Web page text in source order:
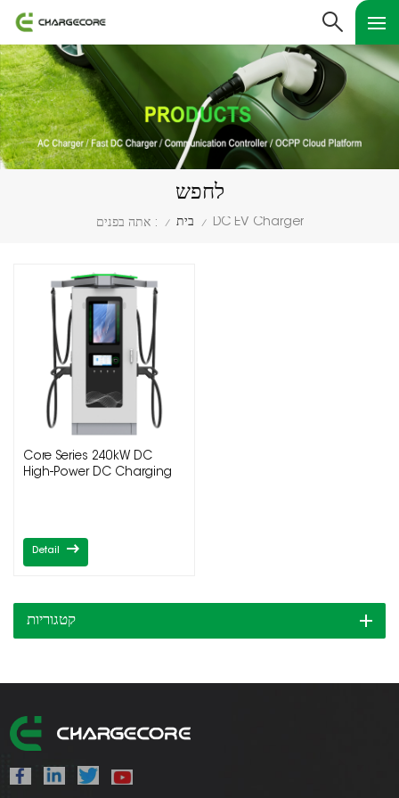
לחפש
אתה בפנים : / בית / DC EV Charger
Core Series 240kW DC
High-Power DC Charging
Detail
קטגוריות